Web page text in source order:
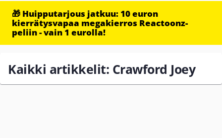
🎁 Huipputarjous jatkuu: 10 euron
kierrätysvapaa megakierros Reactoonz-
peliin - vain 1 eurolla!
Kaikki artikkelit: Crawford Joey